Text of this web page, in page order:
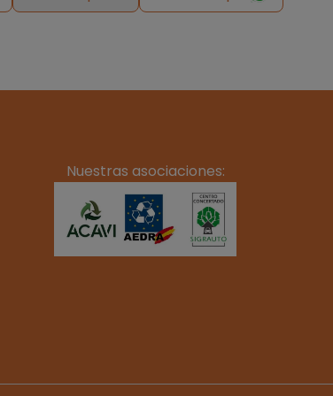
Nuestras asociaciones: